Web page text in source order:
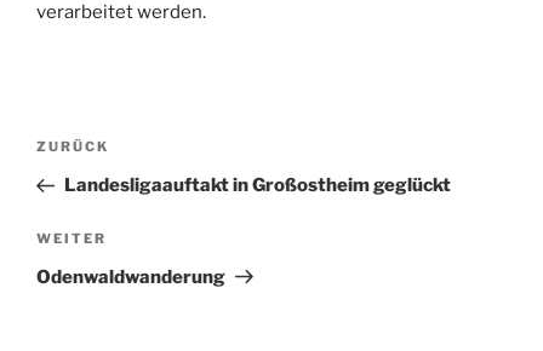
verarbeitet werden.
Beitragsnavigation
Vorheriger
Beitrag
ZURÜCK
Landesligaauftakt in Großostheim geglückt
Nächster
Beitrag
WEITER
Odenwaldwanderung